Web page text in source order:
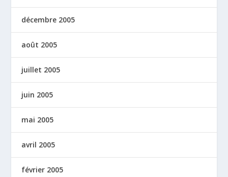
décembre 2005
août 2005
juillet 2005
juin 2005
mai 2005
avril 2005
février 2005